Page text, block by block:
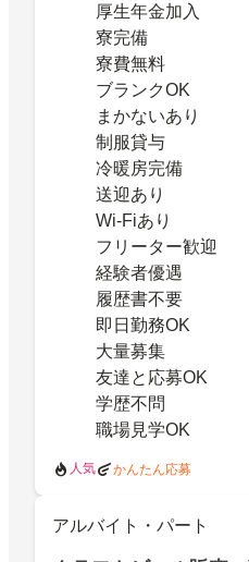
厚生年金加入
寮完備
寮費無料
ブランクOK
まかないあり
制服貸与
冷暖房完備
送迎あり
Wi-Fiあり
フリーター歓迎
経験者優遇
履歴書不要
即日勤務OK
大量募集
友達と応募OK
学歴不問
職場見学OK
人気 かんたん応募
アルバイト・パート